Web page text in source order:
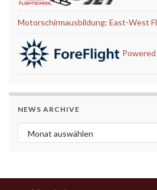
Motorschirmausbildung: East-West
NEWS ARCHIVE
News Archive